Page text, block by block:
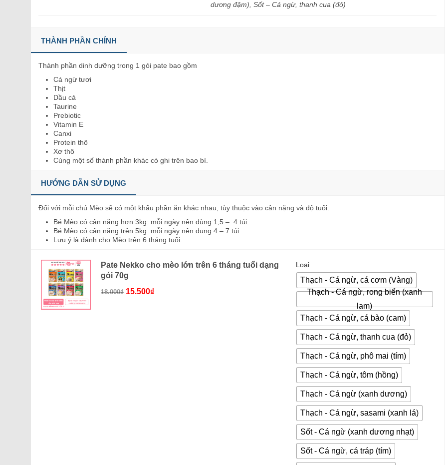
dương đậm), Sốt – Cá ngừ, thanh cua (đỏ)
THÀNH PHẦN CHÍNH
Thành phần dinh dưỡng trong 1 gói pate bao gồm
Cá ngừ tươi
Thịt
Dầu cá
Taurine
Prebiotic
Vitamin E
Canxi
Protein thô
Xơ thô
Cùng một số thành phần khác có ghi trên bao bì.
HƯỚNG DẪN SỬ DỤNG
Đối với mỗi chú Mèo sẽ có một khẩu phần ăn khác nhau, tùy thuộc vào cân nặng và độ tuổi.
Bé Mèo có cân nặng hơn 3kg: mỗi ngày nên dùng 1,5 – 4 túi.
Bé Mèo có cân nặng trên 5kg: mỗi ngày nên dung 4 – 7 túi.
Lưu ý là dành cho Mèo trên 6 tháng tuổi.
Pate Nekko cho mèo lớn trên 6 tháng tuổi dạng
gói 70g
18.000₫ Giá
15.500₫Giá
Loại
Thạch - Cá ngừ, cá cơm (Vàng)
Thạch - Cá ngừ, rong biển (xanh
lam)
Thạch - Cá ngừ, cá bào (cam)
Thạch - Cá ngừ, thanh cua (đỏ)
Thạch - Cá ngừ, phô mai (tím)
Thạch - Cá ngừ, tôm (hồng)
Thạch - Cá ngừ (xanh dương)
Thạch - Cá ngừ, sasami (xanh lá)
Sốt - Cá ngừ (xanh dương nhạt)
Sốt - Cá ngừ, cá tráp (tím)